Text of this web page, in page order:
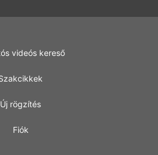
videós kereső
Új rögzítés
Fiók